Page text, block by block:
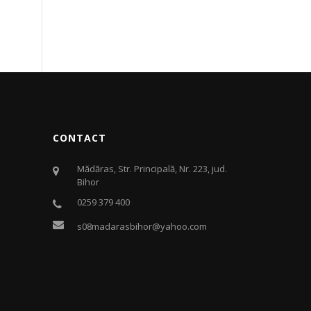
CONTACT
Mădăras, Str. Principală, Nr. 223, jud.
Bihor
0259 379 400
s08madarasbihor@yahoo.com